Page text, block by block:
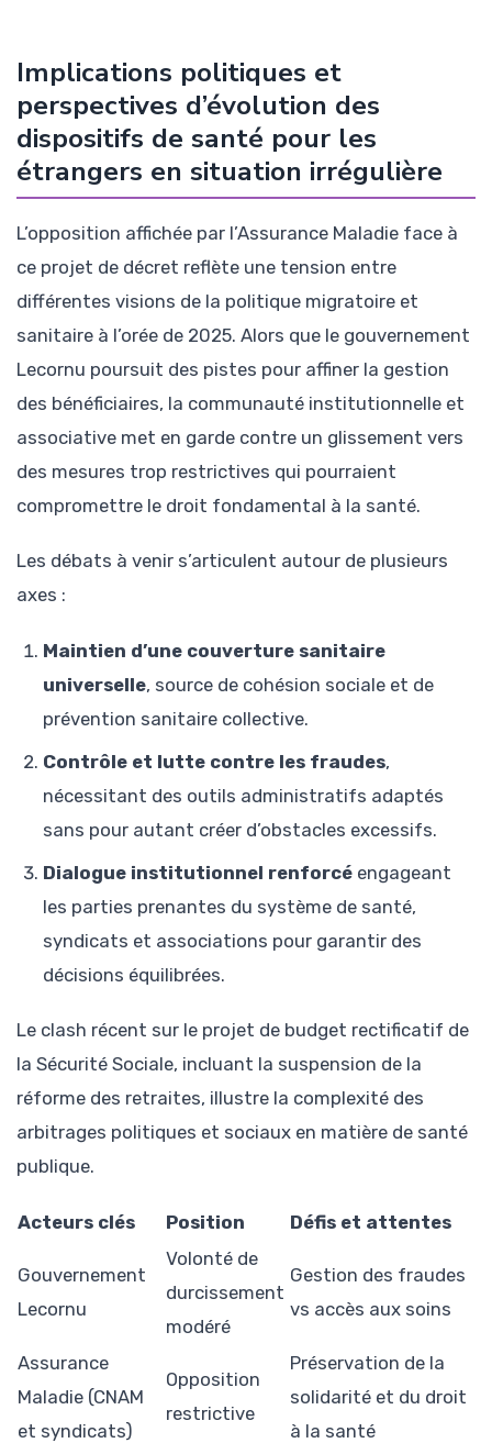
Implications politiques et
perspectives d’évolution des
dispositifs de santé pour les
étrangers en situation irrégulière
L’opposition affichée par l’Assurance Maladie face à
ce projet de décret reflète une tension entre
différentes visions de la politique migratoire et
sanitaire à l’orée de 2025. Alors que le gouvernement
Lecornu poursuit des pistes pour affiner la gestion
des bénéficiaires, la communauté institutionnelle et
associative met en garde contre un glissement vers
des mesures trop restrictives qui pourraient
compromettre le droit fondamental à la santé.
Les débats à venir s’articulent autour de plusieurs
axes :
Maintien d’une couverture sanitaire
universelle, source de cohésion sociale et de
prévention sanitaire collective.
Contrôle et lutte contre les fraudes,
nécessitant des outils administratifs adaptés
sans pour autant créer d’obstacles excessifs.
Dialogue institutionnel renforcé engageant
les parties prenantes du système de santé,
syndicats et associations pour garantir des
décisions équilibrées.
Le clash récent sur le projet de budget rectificatif de
la Sécurité Sociale, incluant la suspension de la
réforme des retraites, illustre la complexité des
arbitrages politiques et sociaux en matière de santé
publique.
Acteurs clés Position Défis et attentes
Gouvernement
Lecornu
Volonté de
durcissement
modéré
Gestion des fraudes
vs accès aux soins
Assurance
Maladie (CNAM
et syndicats)
Opposition
restrictive
Préservation de la
solidarité et du droit
à la santé